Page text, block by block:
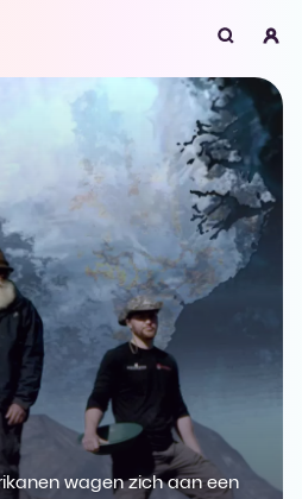
gaat ontdekken,
of hieronder één
browsers
Download
Download
Download
Download
Download
wagen zich aan een